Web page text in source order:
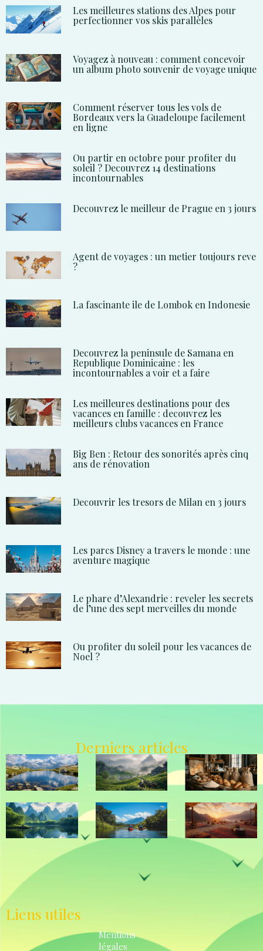
Les meilleures stations des Alpes pour
perfectionner vos skis parallèles
Voyagez à nouveau : comment concevoir
un album photo souvenir de voyage unique
Comment réserver tous les vols de
Bordeaux vers la Guadeloupe facilement
en ligne
Ou partir en octobre pour profiter du
soleil ? Decouvrez 14 destinations
incontournables
Decouvrez le meilleur de Prague en 3 jours
Agent de voyages : un metier toujours reve
?
La fascinante ile de Lombok en Indonesie
Decouvrez la peninsule de Samana en
Republique Dominicaine : les
incontournables a voir et a faire
Les meilleures destinations pour des
vacances en famille : decouvrez les
meilleurs clubs vacances en France
Big Ben : Retour des sonorités après cinq
ans de rénovation
Decouvrir les tresors de Milan en 3 jours
Les parcs Disney a travers le monde : une
aventure magique
Le phare d’Alexandrie : reveler les secrets
de l’une des sept merveilles du monde
Ou profiter du soleil pour les vacances de
Noel ?
Derniers articles
Liens utiles
Mentions
légales